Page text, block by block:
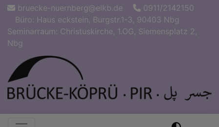
Direkt
Inhalt
bruecke-nuernberg@elkb.de
0911/2142150
Büro: Haus eckstein, Burgstr.1-3, 90403 Nbg
Seminarraum: Christuskirche, 1.OG, Siemensplatz 2,
Nbg